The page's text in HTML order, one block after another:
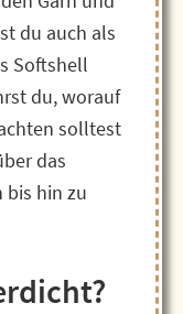
du auch als
Softshell
du, worauf
solltest
das
bis hin zu